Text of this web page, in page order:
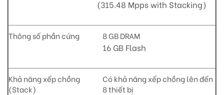
(315.48 Mpps with Stacking)
Thông số phần cứng 8 GB DRAM
16 GB Flash
Khả năng xếp chồng
(Stack)
Có khả năng xếp chồng lên đến
8 thiết bị